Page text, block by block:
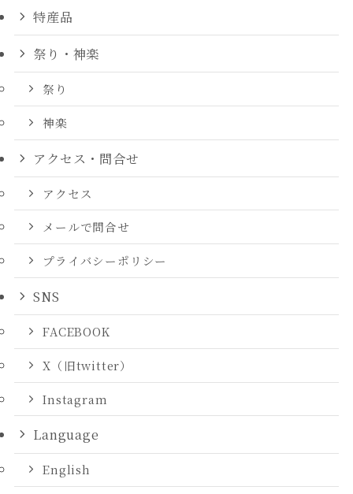
特産品
祭り・神楽
祭り
神楽
アクセス・問合せ
アクセス
メールで問合せ
プライバシーポリシー
SNS
FACEBOOK
X（旧twitter）
Instagram
Language
English